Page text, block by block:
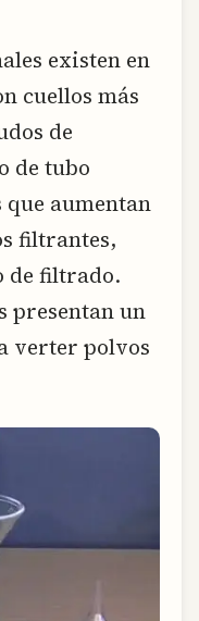
existen en
cuellos más
de
de tubo
aumentan
filtrantes,
de filtrado.
presentan un
verter polvos